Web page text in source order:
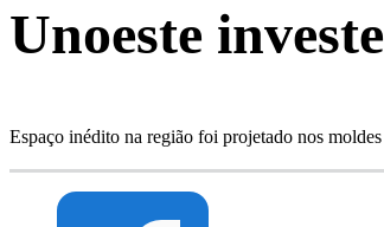
Unoeste
Espaço inédito na região foi projetado nos